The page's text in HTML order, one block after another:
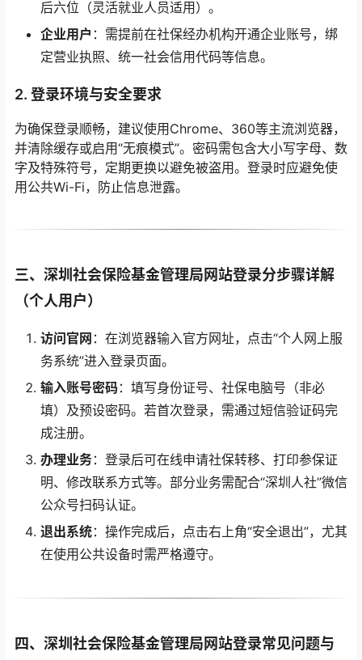
后六位（灵活就业人员适用）。
企业用户 ：需提前在社保经办机构开通企业账号，绑
定营业执照、统一社会信用代码等信息。
2. 登录环境与安全要求
为确保登录顺畅，建议使用Chrome、360等主流浏览器，
并清除缓存或启用“无痕模式”。密码需包含大小写字母、数
字及特殊符号，定期更换以避免被盗用。登录时应避免使
用公共Wi-Fi，防止信息泄露。
三、深圳社会保险基金管理局网站登录分步骤详解
（个人用户）
访问官网 ：在浏览器输入官方网址，点击“个人网上服
务系统”进入登录页面。
输入账号密码：填写身份证号、社保电脑号（非必
填）及预设密码。若首次登录，需通过短信验证码完
成注册。
办理业务：登录后可在线申请社保转移、打印参保证
明、修改联系方式等。部分业务需配合“深圳人社”微信
公众号扫码认证。
退出系统：操作完成后，点击右上角“安全退出”，尤其
在使用公共设备时需严格遵守。
四、深圳社会保险基金管理局网站登录常见问题与